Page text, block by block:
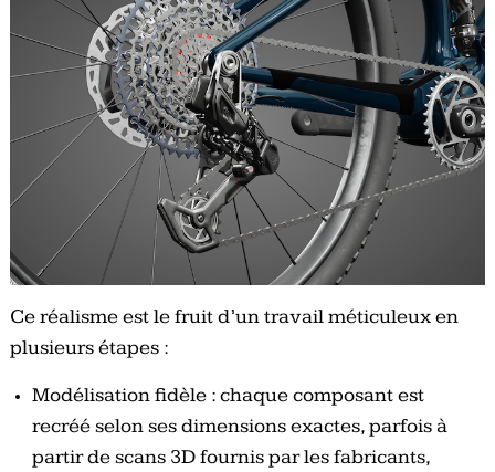
Ce réalisme est le fruit d’un travail méticuleux en
plusieurs étapes :
Modélisation fidèle : chaque composant est
recréé selon ses dimensions exactes, parfois à
partir de scans 3D fournis par les fabricants,